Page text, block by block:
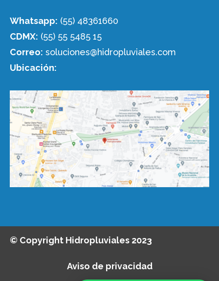
Whatsapp: (55) 48361660
CDMX: (55) 55 5485 15
Correo: soluciones@hidropluviales.com
Ubicación:
© Copyright Hidropluviales 2023
Aviso de privacidad